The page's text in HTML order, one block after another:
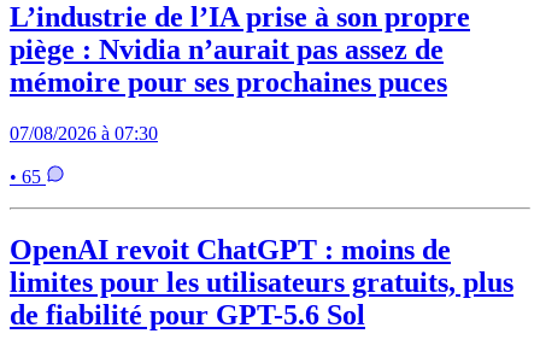
L’industrie de l’IA prise à son propre
piège : Nvidia n’aurait pas assez de
mémoire pour ses prochaines puces
07/08/2026 à 07:30
• 65
OpenAI revoit ChatGPT : moins de
limites pour les utilisateurs gratuits, plus
de fiabilité pour GPT-5.6 Sol